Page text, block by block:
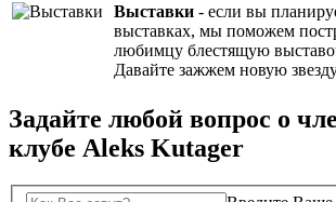
Выставки - если вы
выставках, мы поможем
любимцу блестящую
Давайте зажжем новую
Задайте любой вопрос о
клубе Aleks Kutager